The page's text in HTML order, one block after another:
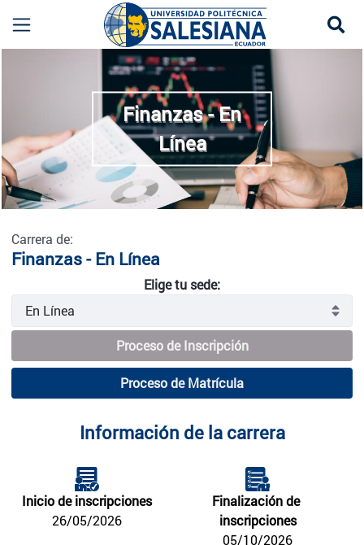
Finanzas - En Línea
Finanzas - En
Línea
Carrera de:
Finanzas - En Línea
Elige tu sede:
Proceso de Inscripción
Proceso de Matrícula
Información de la carrera
Inicio de inscripciones
26/05/2026
Finalización de
inscripciones
05/10/2026